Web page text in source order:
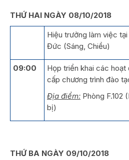
THỨ HAI NGÀY 08/10/2018
Hiệu trưởng làm việc
Đức (Sáng, Chiều)
09:00
Họp triển khai các hoạt
cấp chương trình đào
Địa điểm: Phòng F.102
bị)
THỨ BA NGÀY 09/10/2018